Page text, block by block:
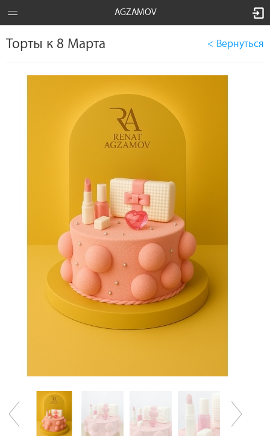
AGZAMOV
Торты к 8 Марта < Вернуться